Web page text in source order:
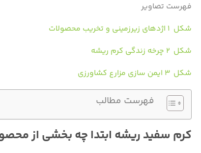
فهرست تصاویر
شکل ۱ اژدهای زیرزمینی و تخریب محصولات
شکل ۲ چرخه زندگی کرم ریشه
شکل ۳ ایمن سازی مزارع کشاورزی
فهرست مطالب
کرم سفید ریشه ابتدا چه بخشی از